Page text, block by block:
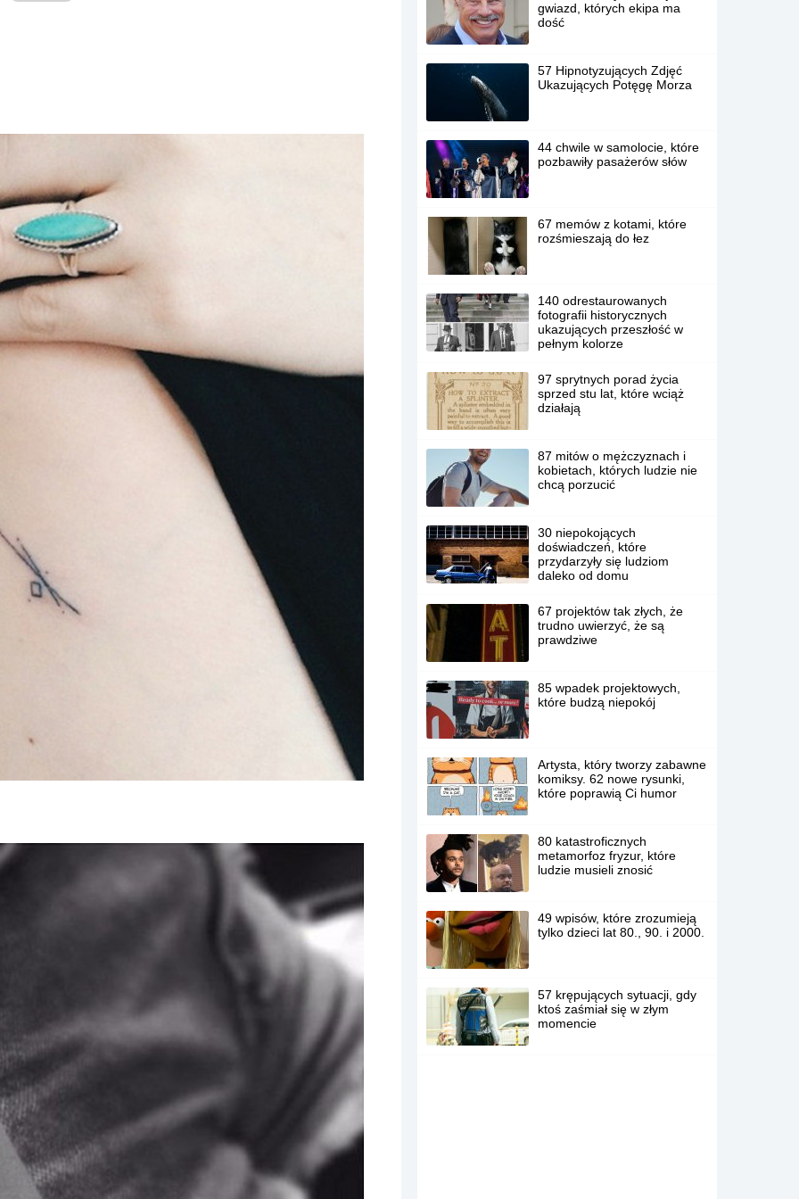
gwiazd, których ekipa ma
dość
57 Hipnotyzujących Zdjęć
Ukazujących Potęgę Morza
44 chwile w samolocie, które
pozbawiły pasażerów słów
67 memów z kotami, które
rozśmieszają do łez
140 odrestaurowanych
fotografii historycznych
ukazujących przeszłość w
pełnym kolorze
97 sprytnych porad życia
sprzed stu lat, które wciąż
działają
87 mitów o mężczyznach i
kobietach, których ludzie nie
chcą porzucić
30 niepokojących
doświadczeń, które
przydarzyły się ludziom
daleko od domu
67 projektów tak złych, że
trudno uwierzyć, że są
prawdziwe
85 wpadek projektowych,
które budzą niepokój
Artysta, który tworzy zabawne
komiksy. 62 nowe rysunki,
które poprawią Ci humor
80 katastroficznych
metamorfoz fryzur, które
ludzie musieli znosić
49 wpisów, które zrozumieją
tylko dzieci lat 80., 90. i 2000.
57 krępujących sytuacji, gdy
ktoś zaśmiał się w złym
momencie